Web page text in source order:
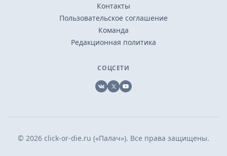
Контакты
Пользовательское соглашение
Команда
Редакционная политика
СОЦСЕТИ
VK X YouTube
© 2026 click-or-die.ru («Палач»). Все права защищены.